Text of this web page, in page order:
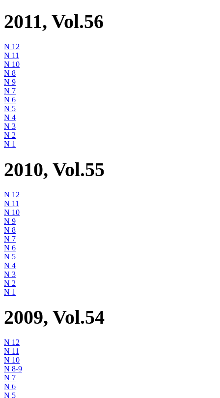
2011, Vol.56
N 12
N 11
N 10
N 8
N 9
N 7
N 6
N 5
N 4
N 3
N 2
N 1
2010, Vol.55
N 12
N 11
N 10
N 9
N 8
N 7
N 6
N 5
N 4
N 3
N 2
N 1
2009, Vol.54
N 12
N 11
N 10
N 8-9
N 7
N 6
N 5